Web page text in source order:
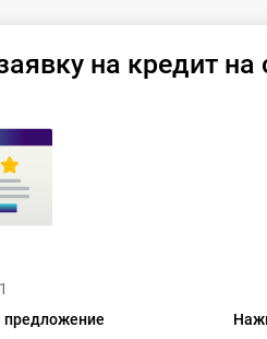
на кредит на
предложение